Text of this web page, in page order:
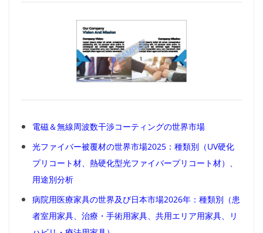
電磁＆無線周波数干渉コーティングの世界市場
光ファイバー被覆材の世界市場2025：種類別（UV硬化
プリコート材、熱硬化型光ファイバープリコート材）、
用途別分析
病院用医療家具の世界及び日本市場2026年：種類別（患
者室用家具、治療・手術用家具、共用エリア用家具、リ